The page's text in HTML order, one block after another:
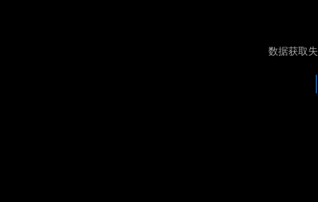
数据获取